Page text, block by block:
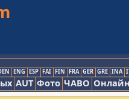
ENG ESP FAI FIN FRA GER GRE INA
AUT Фото ЧАВО